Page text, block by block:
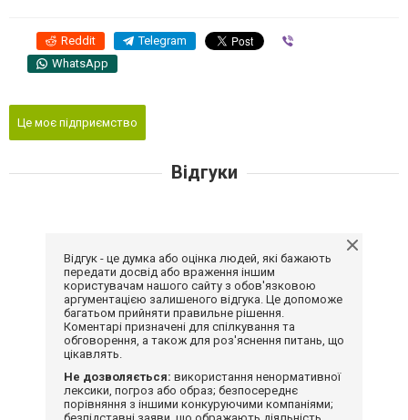
Reddit Telegram
WhatsApp
Це моє підприємство
Відгуки
Відгук - це думка або оцінка людей, які бажають
передати досвід або враження іншим
користувачам нашого сайту з обов'язковою
аргументацією залишеного відгука. Це допоможе
багатьом прийняти правильне рішення.
Коментарі призначені для спілкування та
обговорення, а також для роз'яснення питань, що
цікавлять.
Не дозволяється: використання ненормативної
лексики, погроз або образ; безпосереднє
порівняння з іншими конкуруючими компаніями;